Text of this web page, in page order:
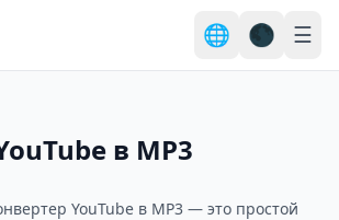
🌐 🌑 ☰
в MP3
YouTube в MP3 — это простой